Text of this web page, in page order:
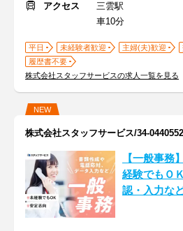
アクセス
三雲駅
車10分
平日 未経験者歓迎 主婦(夫)歓迎
履歴書不要
株式会社スタッフサービスの求人一覧を見る
NEW
株式会社スタッフサービス/34-
【一般事務
経験でもＯ
認・入力な